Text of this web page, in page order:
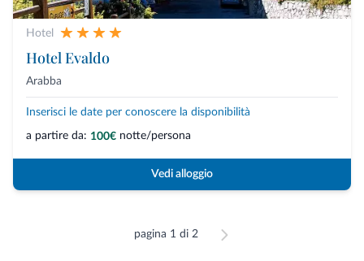
Hotel
Hotel Evaldo
Arabba
Inserisci le date per conoscere la disponibilità
a partire da: 100€ notte/persona
Vedi alloggio
pagina 1 di 2